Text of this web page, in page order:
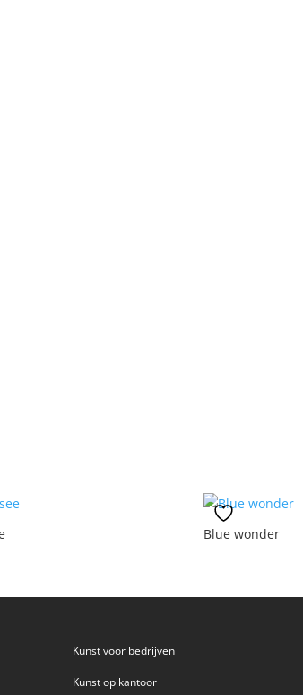
Blue wonder
Kunst voor bedrijven
Kunst op kantoor